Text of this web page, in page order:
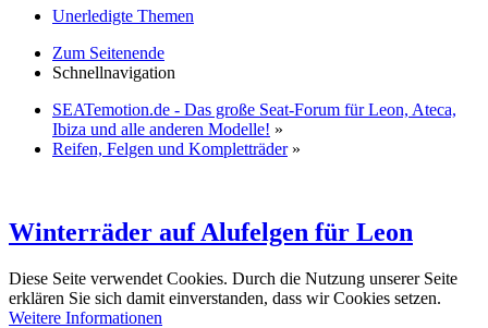
Unerledigte Themen
Zum Seitenende
Schnellnavigation
SEATemotion.de - Das große Seat-Forum für Leon, Ateca,
Ibiza und alle anderen Modelle! »
Reifen, Felgen und Kompletträder »
Winterräder auf Alufelgen für Leon
Diese Seite verwendet Cookies. Durch die Nutzung unserer Seite
erklären Sie sich damit einverstanden, dass wir Cookies setzen.
Weitere Informationen